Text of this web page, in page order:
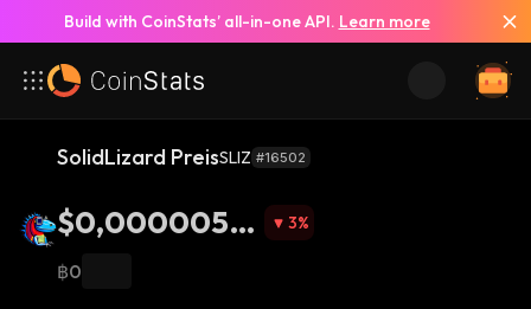
Build with CoinStats’ all-in-one API. Learn more
SolidLizard PreisSLIZ #16502
$0,0000058
62
3%
฿0